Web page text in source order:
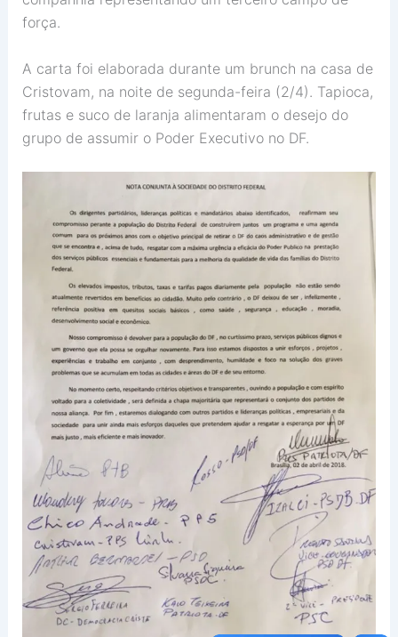
força.
A carta foi elaborada durante um brunch na casa de
Cristovam, na noite de segunda-feira (2/4). Tapioca,
frutas e suco de laranja alimentaram o desejo do
grupo de assumir o Poder Executivo no DF.